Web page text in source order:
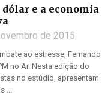
dólar e a economia
de 2015
ao estresse, Fernando
no Ar. Nesta edição do
no estúdio, apresentam
...